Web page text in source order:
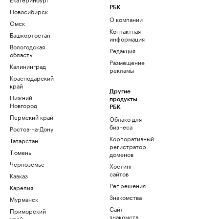
Новосибирск
Омск
Башкортостан
Вологодская
область
Калининград
Краснодарский
край
Нижний
Новгород
Пермский край
Ростов-на-Дону
Татарстан
Тюмень
Черноземье
Кавказ
Карелия
Мурманск
Приморский
РБК
О компании
Контактная
информация
Редакция
Размещение
рекламы
Другие
продукты
РБК
Облако для
бизнеса
Корпоративный
регистратор
доменов
Хостинг
сайтов
Рег.решения
Знакомства
Сайт
знакомств